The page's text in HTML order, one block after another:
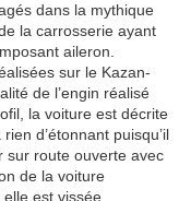
dans la mythique
la carrosserie ayant
aileron.
sur le Kazan-
de l’engin réalisé
la voiture est décrite
d’étonnant puisqu’il
sur route ouverte avec
de la voiture
est vissée